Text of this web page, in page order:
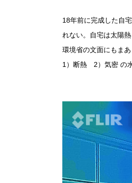
18年前に完成した自
れない。自宅は太陽
環境省の文面にもま
1 ）断熱 2）気密 の